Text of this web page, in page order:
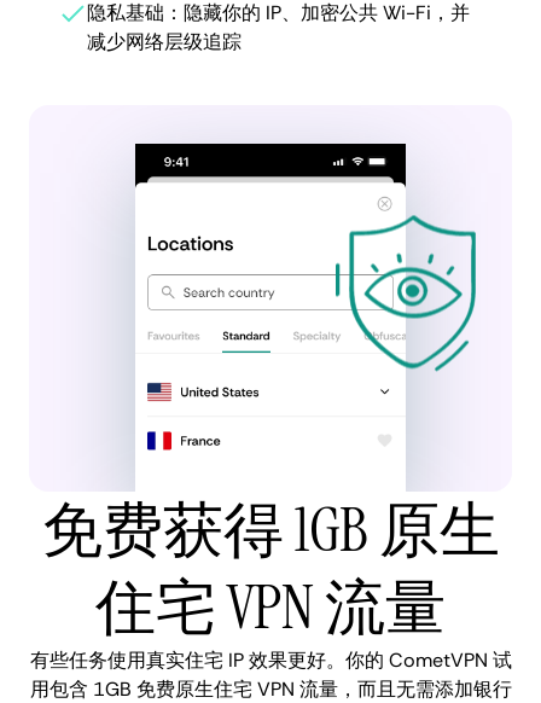
隐私基础：隐藏你的 IP、加密公共 Wi-Fi，并
减少网络层级追踪
免费获得 1GB 原生
住宅 VPN 流量
有些任务使用真实住宅 IP 效果更好。你的 CometVPN 试
用包含 1GB 免费原生住宅 VPN 流量，而且无需添加银行